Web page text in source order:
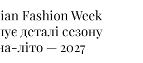
Fashion Week
деталі сезону
літо — 2027